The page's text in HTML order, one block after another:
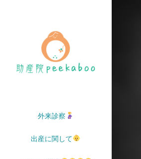
外来診察
出産に関して